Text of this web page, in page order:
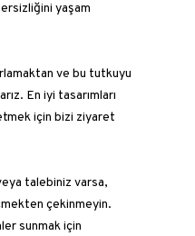
yaşam
ve bu tutkuyu
En iyi tasarımları
için bizi ziyaret
talebiniz varsa,
çekinmeyin.
sunmak için